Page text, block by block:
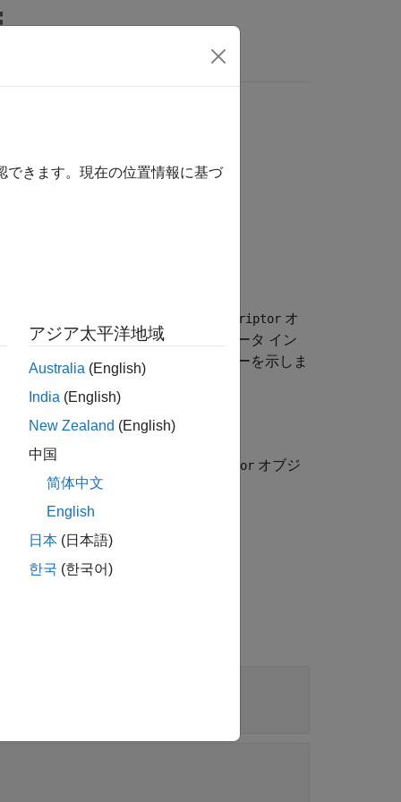
coder.codedescriptor.CodeDescriptor オ
ジェクトは、生成されたコードのデータ イン
カルおよびグローバル パラメーターを示しま
coder.codedescriptor.CodeDescriptor オブジ
ビルド フォルダーにあるモデルの
できます。現在の位置情報に基づ
アジア太平洋地域
Australia (English)
India (English)
New Zealand (English)
中国
简体中文
English
日本 (日本語)
한국 (한국어)